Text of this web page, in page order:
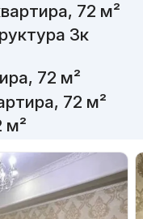
72 м²
3к
72 м²
72 м²
м²